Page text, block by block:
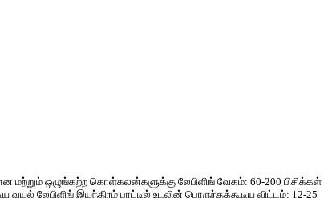
மற்றும் ஒழுங்கற்ற கொள்கலன்களுக்கு லேபிளிங் வேகம்: 60-200 பிசிக்கள்
வயல் லேபிளிங் இயந்திரம் பாட்டில் உடலின் பொருந்தக்கூடிய விட்டம்: 12-25